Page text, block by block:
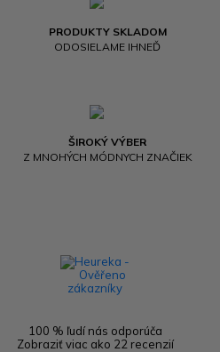
PRODUKTY SKLADOM
ODOSIELAME IHNEĎ
ŠIROKÝ VÝBER
Z MNOHÝCH MÓDNYCH ZNAČIEK
100 % ľudí nás odporúča
Zobraziť viac ako 22 recenzií